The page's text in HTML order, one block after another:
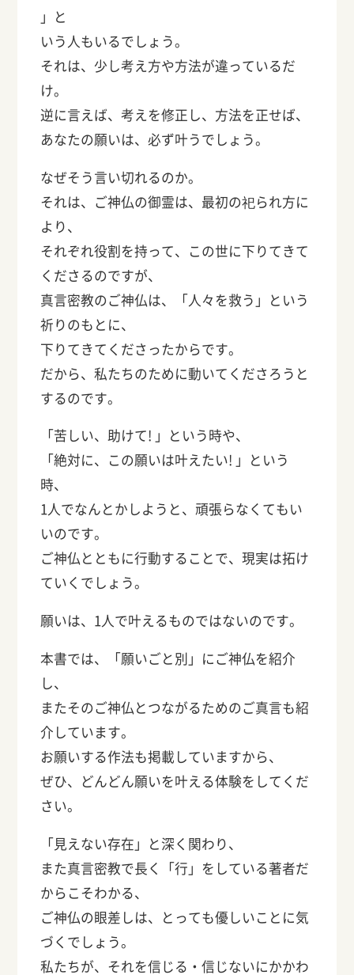
」と
いう人もいるでしょう。
それは、少し考え方や方法が違っているだ
け。
逆に言えば、考えを修正し、方法を正せば、
あなたの願いは、必ず叶うでしょう。
なぜそう言い切れるのか。
それは、ご神仏の御霊は、最初の祀られ方に
より、
それぞれ役割を持って、この世に下りてきて
くださるのですが、
真言密教のご神仏は、「人々を救う」という
祈りのもとに、
下りてきてくださったからです。
だから、私たちのために動いてくださろうと
するのです。
「苦しい、助けて! 」という時や、
「絶対に、この願いは叶えたい! 」という
時、
1人でなんとかしようと、頑張らなくてもい
いのです。
ご神仏とともに行動することで、現実は拓け
ていくでしょう。
願いは、1人で叶えるものではないのです。
本書では、「願いごと別」にご神仏を紹介
し、
またそのご神仏とつながるためのご真言も紹
介しています。
お願いする作法も掲載していますから、
ぜひ、どんどん願いを叶える体験をしてくだ
さい。
「見えない存在」と深く関わり、
また真言密教で長く「行」をしている著者だ
からこそわかる、
ご神仏の眼差しは、とっても優しいことに気
づくでしょう。
私たちが、それを信じる・信じないにかかわ